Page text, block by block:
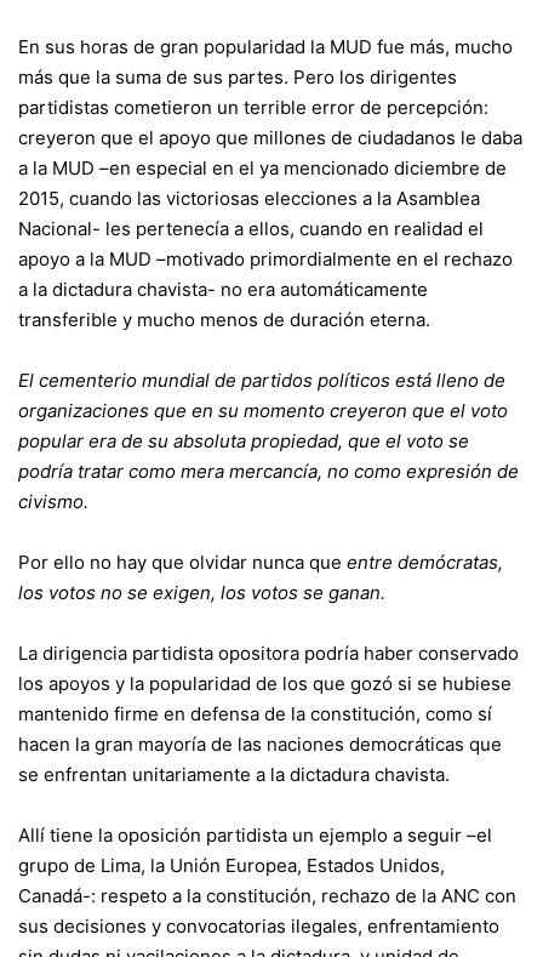
En sus horas de gran popularidad la MUD fue más, mucho
más que la suma de sus partes. Pero los dirigentes
partidistas cometieron un terrible error de percepción:
creyeron que el apoyo que millones de ciudadanos le daba
a la MUD –en especial en el ya mencionado diciembre de
2015, cuando las victoriosas elecciones a la Asamblea
Nacional- les pertenecía a ellos, cuando en realidad el
apoyo a la MUD –motivado primordialmente en el rechazo
a la dictadura chavista- no era automáticamente
transferible y mucho menos de duración eterna.
El cementerio mundial de partidos políticos está lleno de
organizaciones que en su momento creyeron que el voto
popular era de su absoluta propiedad, que el voto se
podría tratar como mera mercancía, no como expresión de
civismo.
Por ello no hay que olvidar nunca que entre demócratas,
los votos no se exigen, los votos se ganan.
La dirigencia partidista opositora podría haber conservado
los apoyos y la popularidad de los que gozó si se hubiese
mantenido firme en defensa de la constitución, como sí
hacen la gran mayoría de las naciones democráticas que
se enfrentan unitariamente a la dictadura chavista.
Allí tiene la oposición partidista un ejemplo a seguir –el
grupo de Lima, la Unión Europea, Estados Unidos,
Canadá-: respeto a la constitución, rechazo de la ANC con
sus decisiones y convocatorias ilegales, enfrentamiento